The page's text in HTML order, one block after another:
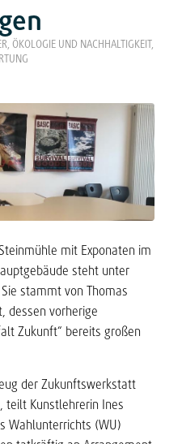
, ÖKOLOGIE UND NACHHALTIGKEIT,
mit Exponaten im
steht unter
stammt von Thomas
dessen vorherige
Zukunft“ bereits großen
der Zukunftswerkstatt
teilt Kunstlehrerin Ines
Wahlunterrichts (WU)